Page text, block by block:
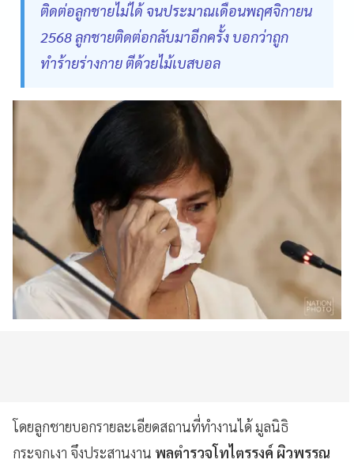
ติดต่อลูกชายไม่ได้ จนประมาณเดือนพฤศจิกายน
2568 ลูกชายติดต่อกลับมาอีกครั้ง บอกว่าถูก
ทำร้ายร่างกาย ตีด้วยไม้เบสบอล
โดยลูกชายบอกรายละเอียดสถานที่ทำงานได้ มูลนิธิ
กระจกเงา จึงประสานงาน พลตำรวจโทไตรรงค์ ผิวพรรณ